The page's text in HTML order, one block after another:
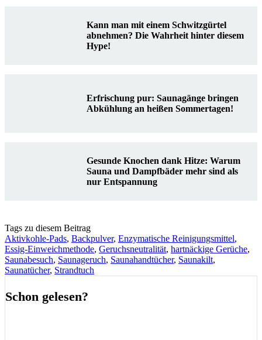
Kann man mit einem Schwitzgürtel
abnehmen? Die Wahrheit hinter diesem
Hype!
Erfrischung pur: Saunagänge bringen
Abkühlung an heißen Sommertagen!
Gesunde Knochen dank Hitze: Warum
Sauna und Dampfbäder mehr sind als
nur Entspannung
Tags zu diesem Beitrag
Aktivkohle-Pads, Backpulver, Enzymatische Reinigungsmittel,
Essig-Einweichmethode, Geruchsneutralität, hartnäckige Gerüche,
Saunabesuch, Saunageruch, Saunahandtücher, Saunakilt,
Saunatücher, Strandtuch
Schon gelesen?